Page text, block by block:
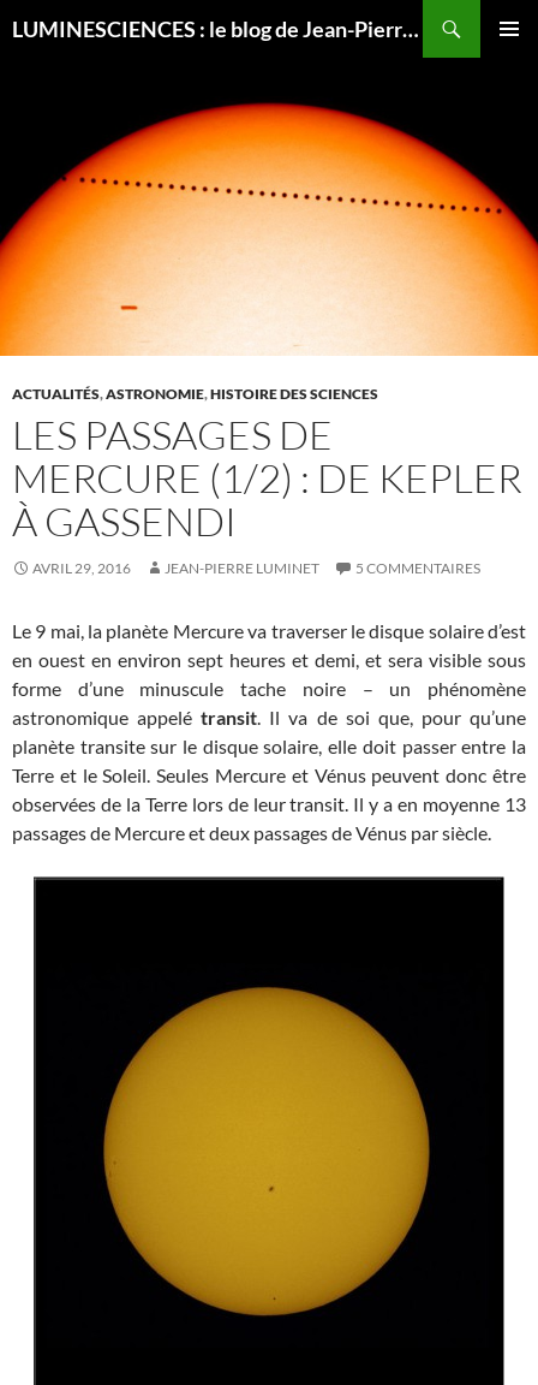
LUMINESCIENCES : le blog de Jean-Pierre LUMINET, astrophysicien
ACTUALITÉS,ASTRONOMIE,HISTOIRE DES SCIENCES
LES PASSAGES DE
MERCURE (1/2) : DE KEPLER
À GASSENDI
AVRIL 29, 2016 JEAN-PIERRE LUMINET 5 COMMENTAIRES
Le 9 mai, la planète Mercure va traverser le disque solaire d’est
en ouest en environ sept heures et demi, et sera visible sous
forme d’une minuscule tache noire – un phénomène
astronomique appelétransit. Il va de soi que, pour qu’une
planète transite sur le disque solaire, elle doit passer entre la
Terre et le Soleil. Seules Mercure et Vénus peuvent donc être
observées de la Terre lors de leur transit. Il y a en moyenne 13
passages de Mercure et deux passages de Vénus par siècle.